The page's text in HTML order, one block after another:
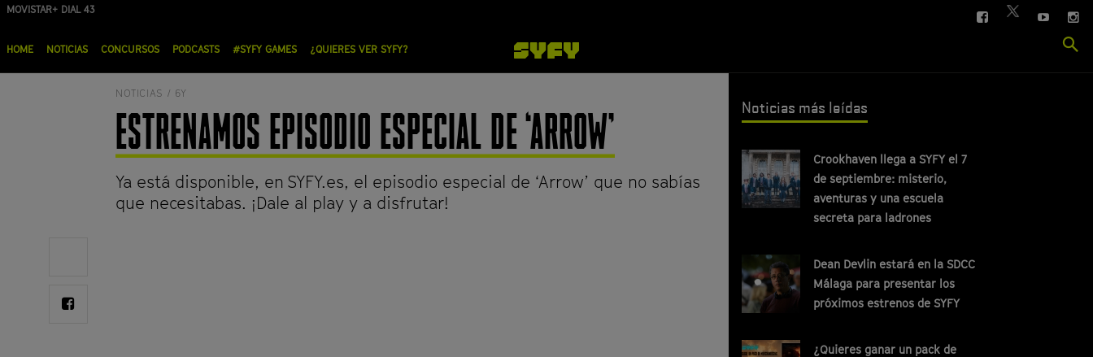
Pasar
contenido
MOVISTAR+ DIAL 43
ORANGE DIAL 19
FACEBOOK
TWITTER
YOUTUBE
principal
HOME NOTICIAS CONCURSOS PODCASTS #SYFY GAMES ¿QUIERES VER SYFY?
NOTICIAS / 6Y
ESTRENAMOS EPISODIO ESPECIAL DE ‘ARROW’
Ya está disponible, en SYFY.es, el episodio especial de ‘Arrow’ que no sabías
que necesitabas. ¡Dale al play y a disfrutar!
Share
Noticias más leídas
Crookhaven llega a SYFY el 7
de septiembre: misterio,
aventuras y una escuela
secreta para ladrones
Dean Devlin estará en la SDCC
Málaga para presentar los
próximos estrenos de SYFY
¿Quieres ganar un pack de